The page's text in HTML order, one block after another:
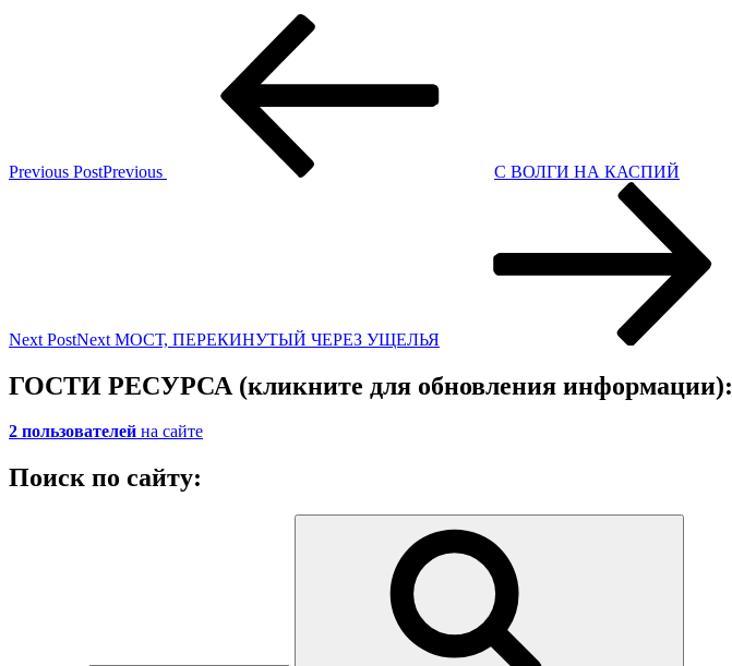
Previous PostPrevious С ВОЛГИ НА КАСПИЙ
Next PostNext МОСТ, ПЕРЕКИНУТЫЙ ЧЕРЕЗ УЩЕЛЬЯ
ГОСТИ РЕСУРСА (кликните для обновления информации):
2 пользователей на сайте
Поиск по сайту: